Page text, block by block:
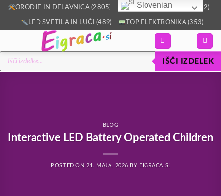
Skoči
vsebino
ORODJE IN DELAVNICA (2805) VSE ZA DOM IN VRT (2512)
LED SVETILA IN LUČI (489) TOP ELEKTRONIKA (353)
Products
search
IŠČI IZDELEK
BLOG
Interactive LED Battery Operated Children
POSTED ON 21. MAJA, 2026 BY EIGRACA.SI
Slovenian